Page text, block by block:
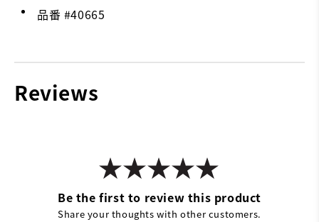
品番 #40665
Reviews
Be the first to review this product
Share your thoughts with other customers.